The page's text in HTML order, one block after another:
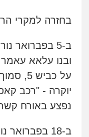
בחזרה למקרי
ב-5 בפברואר
על
נפצע באורח
ב-18